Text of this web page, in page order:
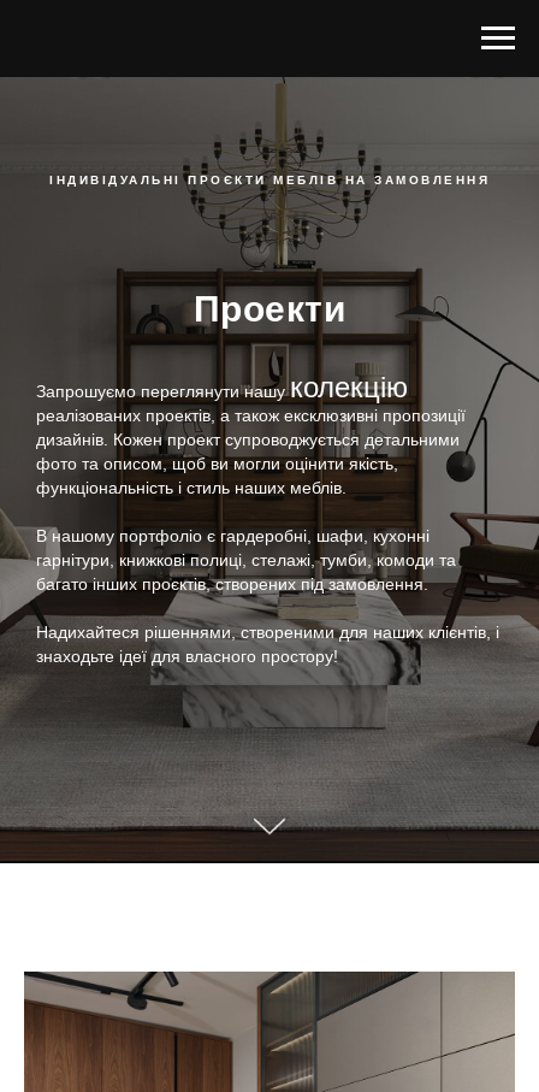
ІНДИВІДУАЛЬНІ ПРОЄКТИ МЕБЛІВ НА ЗАМОВЛЕННЯ
Проекти
Запрошуємо переглянути нашуколекцію
реалізованих проектів, а також ексклюзивні пропозиції
дизайнів. Кожен проект супроводжується детальними
фото та описом, щоб ви могли оцінити якість,
функціональність і стиль наших меблів.
В нашому портфоліо є гардеробні, шафи, кухонні
гарнітури, книжкові полиці, стелажі, тумби, комоди та
багато інших проєктів, створених під замовлення.
Надихайтеся рішеннями, створеними для наших клієнтів, і
знаходьте ідеї для власного простору!